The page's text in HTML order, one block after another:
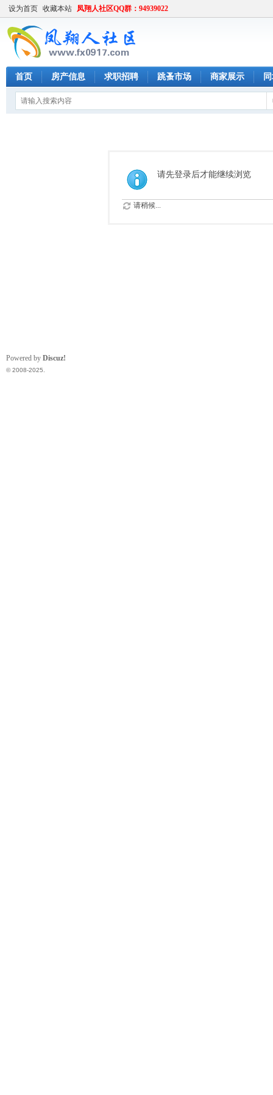
设为首页 收藏本站 凤翔人社区QQ群：94939022
首页 房产信息 求职招聘 跳蚤市场 商家展示
请先登录后才能继续浏览
请稍候...
Powered by Discuz!
© 2008-2025.